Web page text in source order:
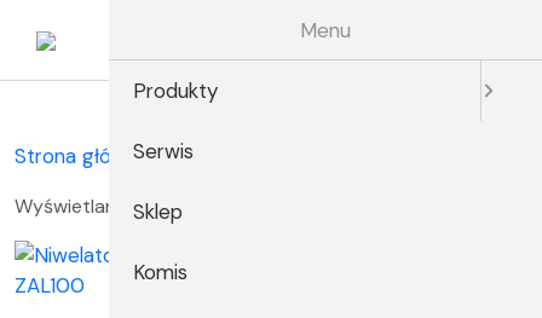
content
Strona główna/ Niwelatory optyczne i kodowe
Wyświetlanie wszystkich wyników: 3
Menu
Produkty
Serwis
Sklep
Komis